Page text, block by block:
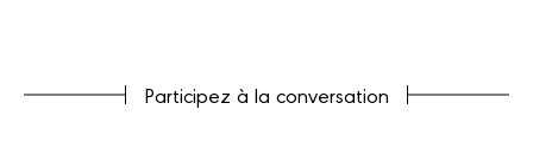
Participez à la conversation